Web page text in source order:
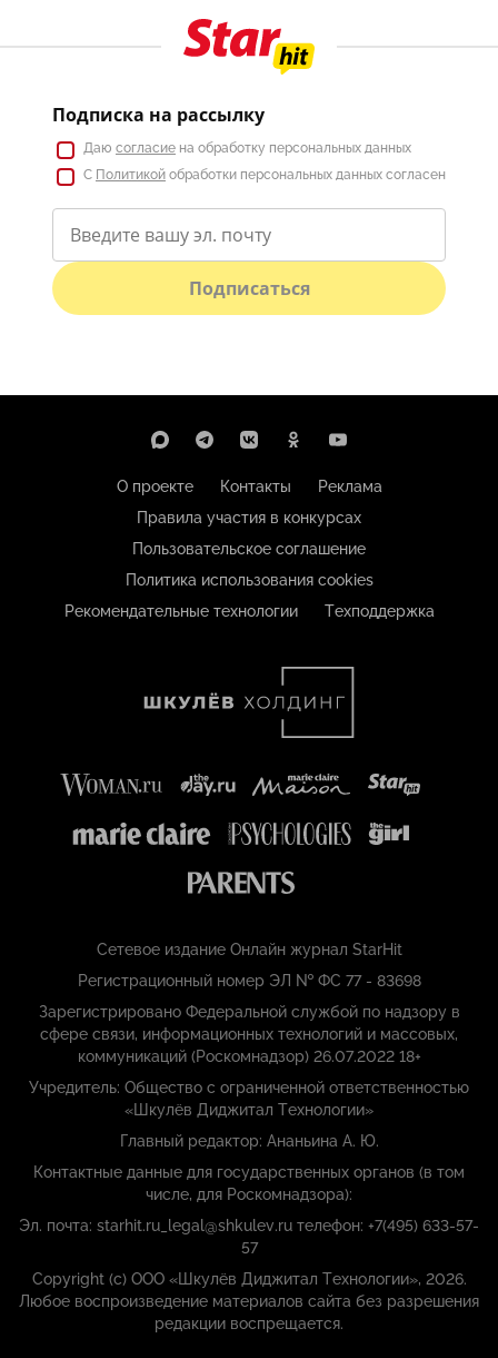
Подписка на рассылку
Даю согласие на обработку персональных данных
С Политикой обработки персональных данных согласен
Подписаться
О проекте Контакты
Реклама
Правила участия в конкурсах
Пользовательское соглашение
Политика использования cookies
Рекомендательные технологии
Техподдержка
Сетевое издание Онлайн журнал StarHit
Регистрационный номер ЭЛ № ФС 77 - 83698
Зарегистрировано Федеральной службой по надзору в
сфере связи, информационных технологий и массовых,
коммуникаций (Роскомнадзор) 26.07.2022 18+
Учредитель: Общество с ограниченной ответственностью
«Шкулёв Диджитал Технологии»
Главный редактор: Ананьина А. Ю.
Контактные данные для государственных органов (в том
числе, для Роскомнадзора):
Эл. почта: starhit.ru_legal@shkulev.ru телефон: +7(495) 633-57-
57
Copyright (с) ООО «Шкулёв Диджитал Технологии», 2026.
Любое воспроизведение материалов сайта без разрешения
редакции воспрещается.